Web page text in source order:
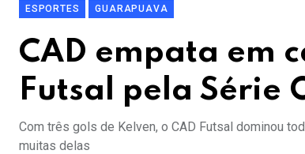
ESPORTES GUARAPUAVA
CAD empata em
Futsal pela Série
Com três gols de Kelven, o CAD Futsal dominou
muitas delas